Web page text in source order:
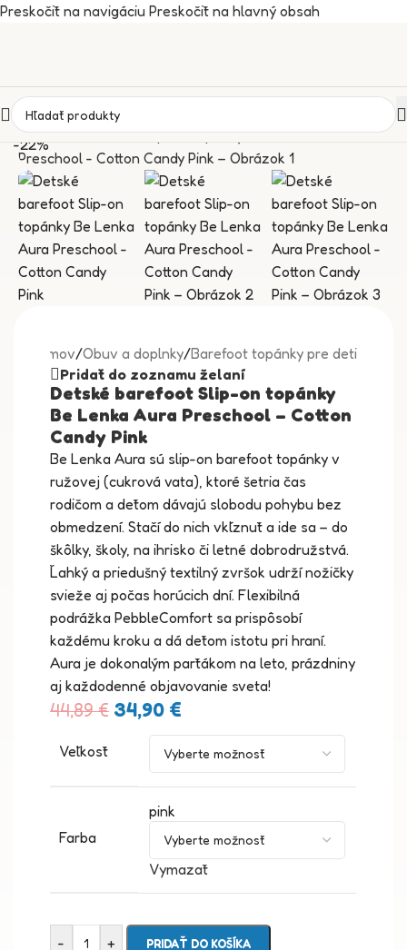
Preskočiť na navigáciu Preskočiť na hlavný obsah
-22%
Domov/Obuv a doplnky/Barefoot topánky pre deti
Pridať do zoznamu želaní
Detské barefoot Slip-on topánky
Be Lenka Aura Preschool – Cotton
Candy Pink
Be Lenka Aura sú slip-on barefoot topánky v
ružovej (cukrová vata), ktoré šetria čas
rodičom a deťom dávajú slobodu pohybu bez
obmedzení. Stačí do nich vkĺznuť a ide sa – do
škôlky, školy, na ihrisko či letné dobrodružstvá.
Ľahký a priedušný textilný zvršok udrží nožičky
svieže aj počas horúcich dní. Flexibilná
podrážka PebbleComfort sa prispôsobí
každému kroku a dá deťom istotu pri hraní.
Aura je dokonalým parťákom na leto, prázdniny
aj každodenné objavovanie sveta!
44,89€ 34,90 €
Veľkosť
Farba
pink
Vymazať
- + PRIDAŤ DO KOŠÍKA